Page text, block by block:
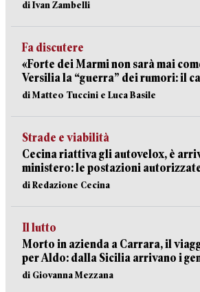
di Ivan Zambelli
Fa discutere
«Forte dei Marmi non sarà mai
Versilia la “guerra” dei rumori: il
di Matteo Tuccini e Luca Basile
Strade e viabilità
Cecina riattiva gli autovelox, è
ministero: le postazioni
di Redazione Cecina
Il lutto
Morto in azienda a Carrara, il
per Aldo: dalla Sicilia arrivano i
di Giovanna Mezzana